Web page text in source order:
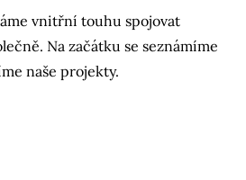
vnitřní touhu spojovat
Na začátku se seznámíme
naše projekty.